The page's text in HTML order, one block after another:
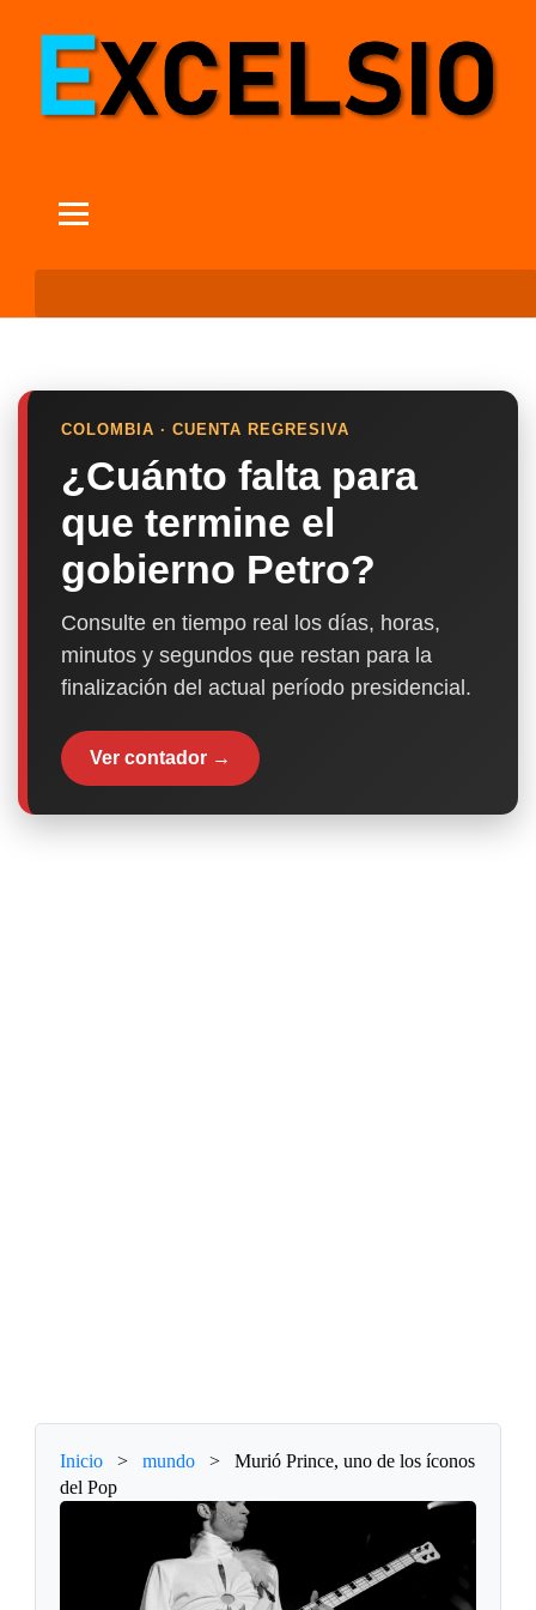
COLOMBIA · CUENTA REGRESIVA
¿Cuánto falta para
que termine el
gobierno Petro?
Consulte en tiempo real los días, horas,
minutos y segundos que restan para la
finalización del actual período presidencial.
Ver contador →
Inicio > mundo >
Murió Prince, uno de los íconos
del Pop